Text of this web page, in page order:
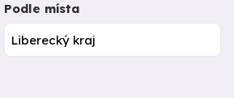
Podle místa